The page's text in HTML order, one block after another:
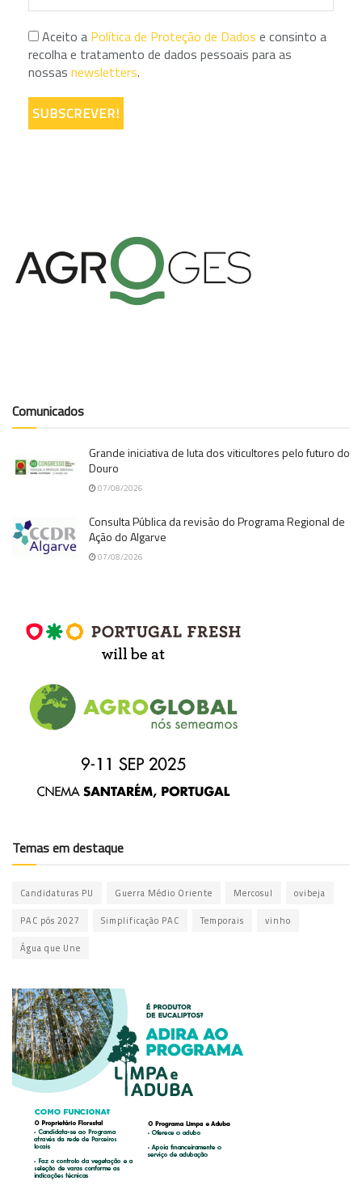
Aceito a Política de Proteção de Dados e consinto a
recolha e tratamento de dados pessoais para as
nossas newsletters.
Comunicados
Grande iniciativa de luta dos viticultores pelo futuro do
Douro
07/08/2026
Consulta Pública da revisão do Programa Regional de
Ação do Algarve
07/08/2026
Temas em destaque
Candidaturas PU Guerra Médio Oriente Mercosul ovibeja
PAC pós 2027 Simplificação PAC Temporais vinho
Água que Une